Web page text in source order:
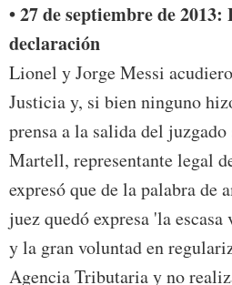
• 27 de septiembre de
declaración
Lionel y Jorge Messi
Justicia y, si bien ninguno
prensa a la salida del
Martell, representante legal
expresó que de la palabra de
juez quedó expresa 'la
y la gran voluntad en
Agencia Tributaria y no